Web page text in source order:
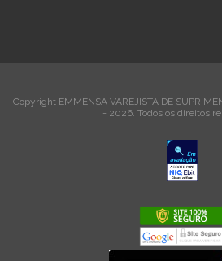
Copyright EMMENSA VAREJISTA DE
- 2026. Todos os direitos